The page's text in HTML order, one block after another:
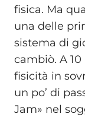
fisica. Ma
una delle
sistema di
cambiò. A
fisicità in
un po’ di
Jam» nel